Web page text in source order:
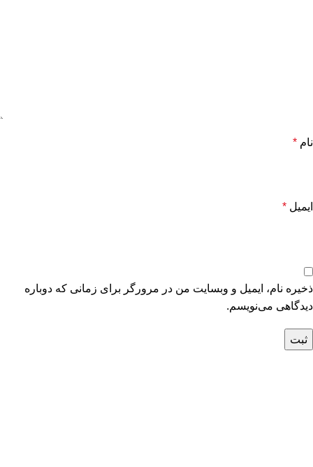
نام *
ایمیل *
ذخیره نام، ایمیل و وبسایت من در مرورگر برای زمانی که دوباره
دیدگاهی می‌نویسم.